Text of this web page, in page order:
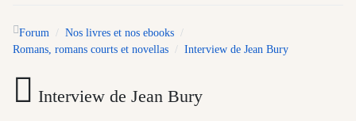
Forum
Nos livres et nos ebooks
Romans, romans courts et novellas
Interview de Jean Bury
Interview de Jean Bury